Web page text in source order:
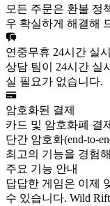
모든 주문은 환불 정
우 확실하게 해결해
연중무휴 24시간 실
상담 팀이 24시간 실
실 필요가 없습니다.
암호화된 결제
카드 및 암호화폐 결
단간 암호화(end-to-
최고의 기능을 경험
주요 기능 안내
답답한 게임은 이제
수 있습니다. Wild